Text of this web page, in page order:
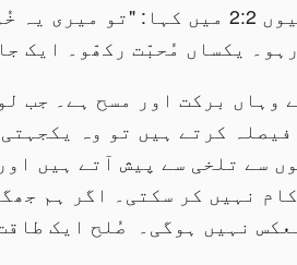
رہیں اور فلپیوں 2:2 میں کہا: "تو
یکساں مُحبّت رکھّو۔ ایک
وہاں برکت اور مسح ہے۔ جب
فیصلہ کرتے ہیں تو وہ
سے تلخی سے پیش آتے ہیں
نہیں کر سکتی۔ اگر ہم
نہیں ہوگی۔ صُلح ایک